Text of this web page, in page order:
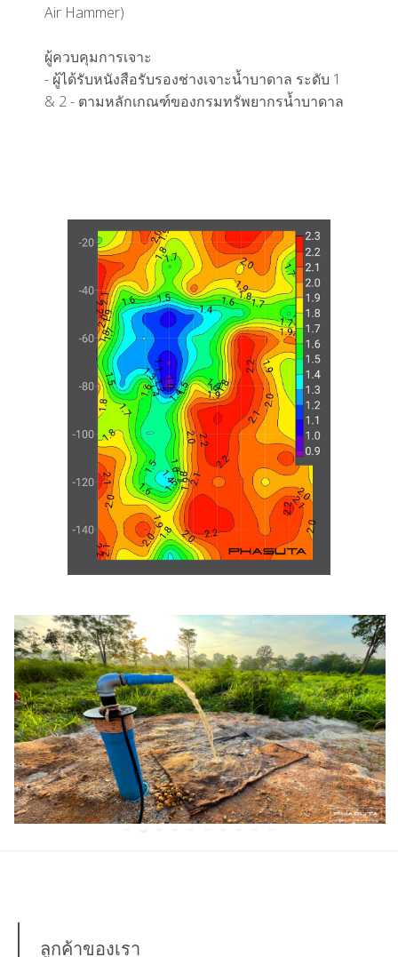
Air Hammer)
ผู้ควบคุมการเจาะ
- ผู้ได้รับหนังสือรับรองช่างเจาะน้ำบาดาล ระดับ 1
& 2 - ตามหลักเกณฑ์ของกรมทรัพยากรน้ำบาดาล
ลูกค้าของเรา